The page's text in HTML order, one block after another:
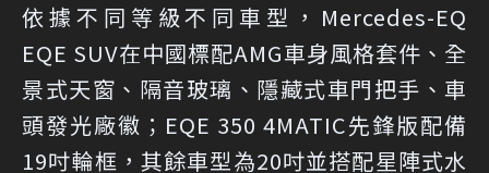
依據不同等級不同車型，Mercedes-EQ
EQE SUV在中國標配AMG車身風格套件、全
景式天窗、隔音玻璃、隱藏式車門把手、車
頭發光廠徽；EQE 350 4MATIC先鋒版配備
19吋輪框，其餘車型為20吋並搭配星陣式水